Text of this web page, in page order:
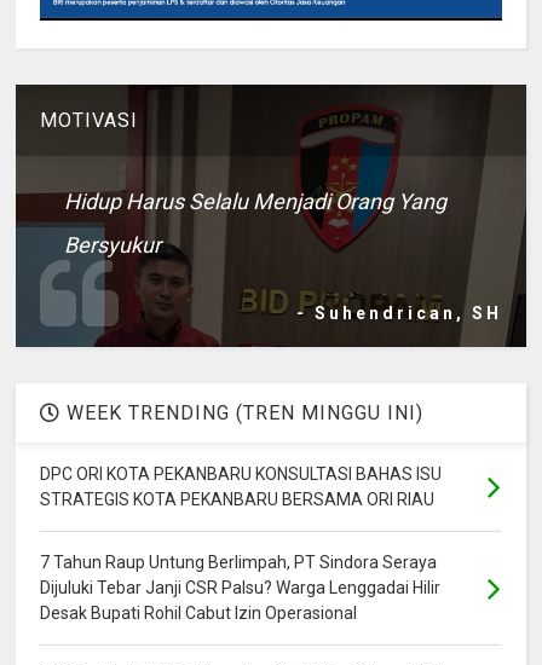
MOTIVASI
Hidup Harus Selalu Menjadi Orang Yang
Bersyukur
- Suhendrican, SH
WEEK TRENDING (TREN MINGGU INI)
DPC ORI KOTA PEKANBARU KONSULTASI BAHAS ISU
STRATEGIS KOTA PEKANBARU BERSAMA ORI RIAU
7 Tahun Raup Untung Berlimpah, PT Sindora Seraya
Dijuluki Tebar Janji CSR Palsu? Warga Lenggadai Hilir
Desak Bupati Rohil Cabut Izin Operasional